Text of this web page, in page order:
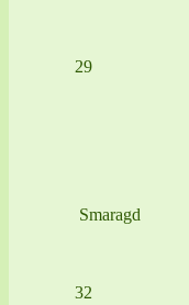
29
Smaragd
32